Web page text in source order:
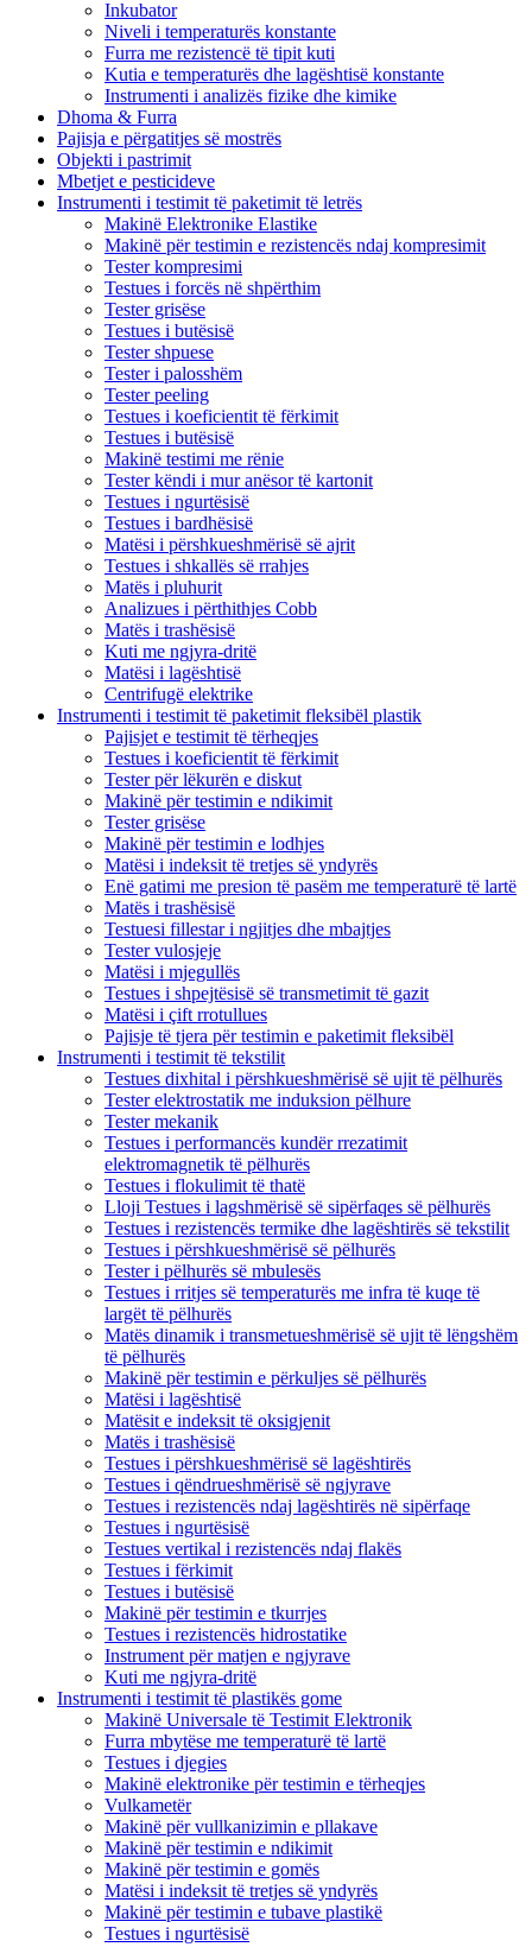
Inkubator
Niveli i temperaturës konstante
Furra me rezistencë të tipit kuti
Kutia e temperaturës dhe lagështisë konstante
Instrumenti i analizës fizike dhe kimike
Dhoma & Furra
Pajisja e përgatitjes së mostrës
Objekti i pastrimit
Mbetjet e pesticideve
Instrumenti i testimit të paketimit të letrës
Makinë Elektronike Elastike
Makinë për testimin e rezistencës ndaj kompresimit
Tester kompresimi
Testues i forcës në shpërthim
Tester grisëse
Testues i butësisë
Tester shpuese
Tester i palosshëm
Tester peeling
Testues i koeficientit të fërkimit
Testues i butësisë
Makinë testimi me rënie
Tester këndi i mur anësor të kartonit
Testues i ngurtësisë
Testues i bardhësisë
Matësi i përshkueshmërisë së ajrit
Testues i shkallës së rrahjes
Matës i pluhurit
Analizues i përthithjes Cobb
Matës i trashësisë
Kuti me ngjyra-dritë
Matësi i lagështisë
Centrifugë elektrike
Instrumenti i testimit të paketimit fleksibël plastik
Pajisjet e testimit të tërheqjes
Testues i koeficientit të fërkimit
Tester për lëkurën e diskut
Makinë për testimin e ndikimit
Tester grisëse
Makinë për testimin e lodhjes
Matësi i indeksit të tretjes së yndyrës
Enë gatimi me presion të pasëm me temperaturë të lartë
Matës i trashësisë
Testuesi fillestar i ngjitjes dhe mbajtjes
Tester vulosjeje
Matësi i mjegullës
Testues i shpejtësisë së transmetimit të gazit
Matësi i çift rrotullues
Pajisje të tjera për testimin e paketimit fleksibël
Instrumenti i testimit të tekstilit
Testues dixhital i përshkueshmërisë së ujit të pëlhurës
Tester elektrostatik me induksion pëlhure
Tester mekanik
Testues i performancës kundër rrezatimit
elektromagnetik të pëlhurës
Testues i flokulimit të thatë
Lloji Testues i lagshmërisë së sipërfaqes së pëlhurës
Testues i rezistencës termike dhe lagështirës së tekstilit
Testues i përshkueshmërisë së pëlhurës
Tester i pëlhurës së mbulesës
Testues i rritjes së temperaturës me infra të kuqe të
largët të pëlhurës
Matës dinamik i transmetueshmërisë së ujit të lëngshëm
të pëlhurës
Makinë për testimin e përkuljes së pëlhurës
Matësi i lagështisë
Matësit e indeksit të oksigjenit
Matës i trashësisë
Testues i përshkueshmërisë së lagështirës
Testues i qëndrueshmërisë së ngjyrave
Testues i rezistencës ndaj lagështirës në sipërfaqe
Testues i ngurtësisë
Testues vertikal i rezistencës ndaj flakës
Testues i fërkimit
Testues i butësisë
Makinë për testimin e tkurrjes
Testues i rezistencës hidrostatike
Instrument për matjen e ngjyrave
Kuti me ngjyra-dritë
Instrumenti i testimit të plastikës gome
Makinë Universale të Testimit Elektronik
Furra mbytëse me temperaturë të lartë
Testues i djegies
Makinë elektronike për testimin e tërheqjes
Vulkametër
Makinë për vullkanizimin e pllakave
Makinë për testimin e ndikimit
Makinë për testimin e gomës
Matësi i indeksit të tretjes së yndyrës
Makinë për testimin e tubave plastikë
Testues i ngurtësisë